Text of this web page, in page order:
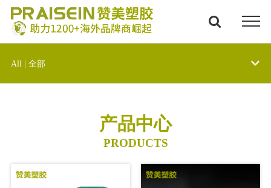
All | 全部
产品中心
PRODUCTS